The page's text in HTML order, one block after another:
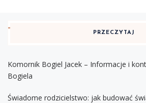
PRZECZYTAJ
Komornik Bogiel Jacek – Informacje i
Bogiela
Świadome rodzicielstwo: jak budować